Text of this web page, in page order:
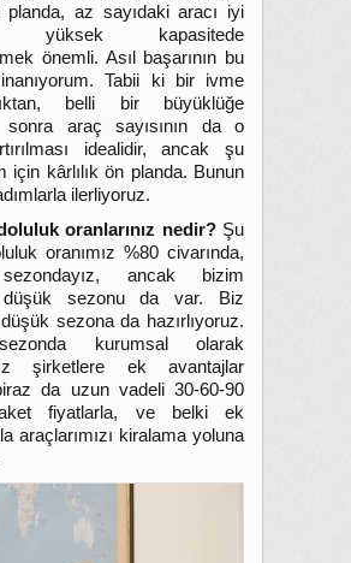
planda, az sayıdaki aracı iyi
yüksek kapasitede
önemli. Asıl başarının bu
Tabii ki bir ivme
belli bir büyüklüğe
sonra araç sayısının da o
idealidir, ancak şu
için kârlılık ön planda. Bunun
ilerliyoruz.
oranlarınız nedir? Şu
oranımız %80 civarında,
ancak bizim
düşük sezonu da var. Biz
sezona da hazırlıyoruz.
kurumsal olarak
şirketlere ek avantajlar
da uzun vadeli 30-60-90
fiyatlarla, ve belki ek
araçlarımızı kiralama yoluna